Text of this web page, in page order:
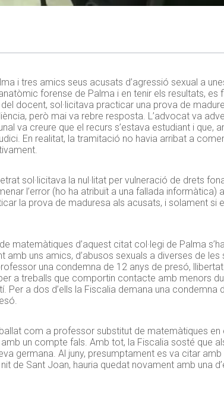
i tres amics seus acusats d’agressió sexual a
forense de Palma i en tenir els resultats,
docent, sol·licitava practicar una prova de
però mai va rebre resposta. L’advocat va
va creure que el recurs s’estava estudiant i que,
En realitat, la tramitació no havia arribat a
sol·licitava la nul·litat per vulneració de drets
l’error (ho ha atribuït a una fallada
la prova de maduresa als acusats, i solament si
matemàtiques d’aquest citat col·legi de Palma
amb uns amics, d’abusos sexuals a diverses de
una condemna de 12 anys de presó,
a treballs que comportin contacte amb menors
Per a dos d’ells la Fiscalia demana una condemna
com a professor substitut de matemàtiques en
un compte fals. Amb tot, la Fiscalia sosté que
germana. Al juny, presumptament es va citar
de Sant Joan, hauria quedat novament amb una